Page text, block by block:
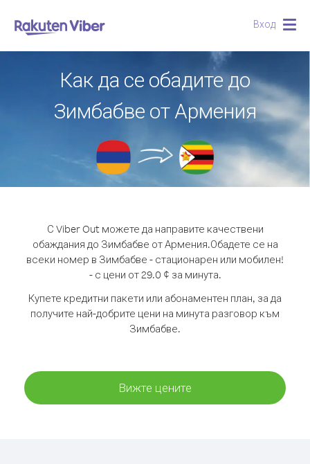
Вход
Как да се обадите до
Зимбабве от Армения
С Viber Out можете да направите качествени
обаждания до Зимбабве от Армения.Обадете се на
всеки номер в Зимбабве - стационарен или мобилен!
- с цени от 29.0 ¢ за минута.
Купете кредитни пакети или абонаментен план, за да
получите най-добрите цени на минута разговор към
Зимбабве.
Вижте цените